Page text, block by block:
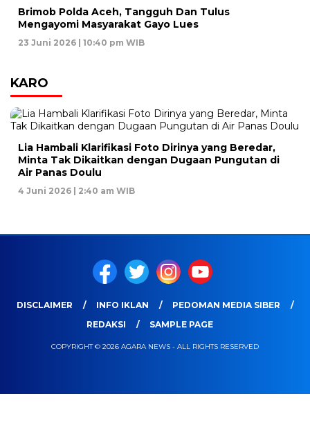
Brimob Polda Aceh, Tangguh Dan Tulus
Mengayomi Masyarakat Gayo Lues
23 Juni 2026 | 10:40 pm WIB
KARO
Lia Hambali Klarifikasi Foto Dirinya yang Beredar,
Minta Tak Dikaitkan dengan Dugaan Pungutan di
Air Panas Doulu
4 Juni 2026 | 2:40 am WIB
DISCLAIMER INFO IKLAN
PEDOMAN MEDIA SIBER
REDAKSI
SAMPLE PAGE
COPYRIGHT © 2026 AGARA NEWS - ALL RIGHTS RESERVED